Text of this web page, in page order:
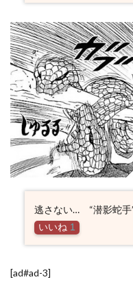
逃さない… “潜影蛇手”
いいね 1
[ad#ad-3]